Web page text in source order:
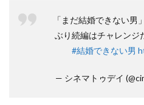
「まだ結婚できない
ぶり続編はチャレンジ
#結婚できない男
— シネマトゥデイ